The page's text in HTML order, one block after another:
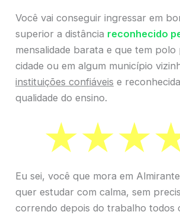
Você vai conseguir ingressar em
superior a distância reconhecido
mensalidade barata e que tem
cidade ou em algum município
instituições confiáveis e
qualidade do ensino.
Eu sei, você que mora em
quer estudar com calma, sem
correndo depois do trabalho todos